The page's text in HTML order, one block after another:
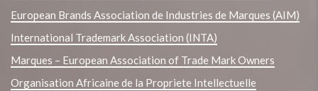
European Brands Association de Industries de Marques (AIM)
International Trademark Association (INTA)
Marques – European Association of Trade Mark Owners
Organisation Africaine de la Propriete Intellectuelle